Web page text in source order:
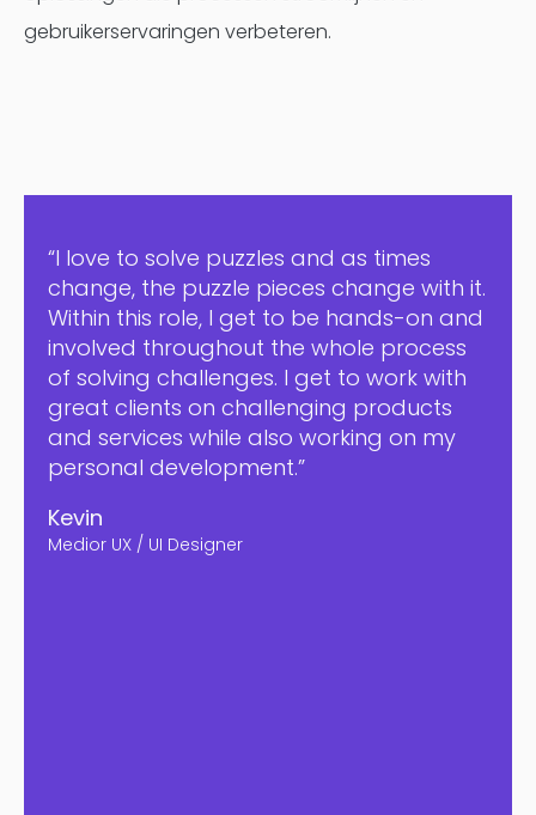
gebruikerservaringen verbeteren.
“I love to solve puzzles and as times
change, the puzzle pieces change with it.
Within this role, I get to be hands-on and
involved throughout the whole process
of solving challenges. I get to work with
great clients on challenging products
and services while also working on my
personal development.”
Kevin
Medior UX / UI Designer